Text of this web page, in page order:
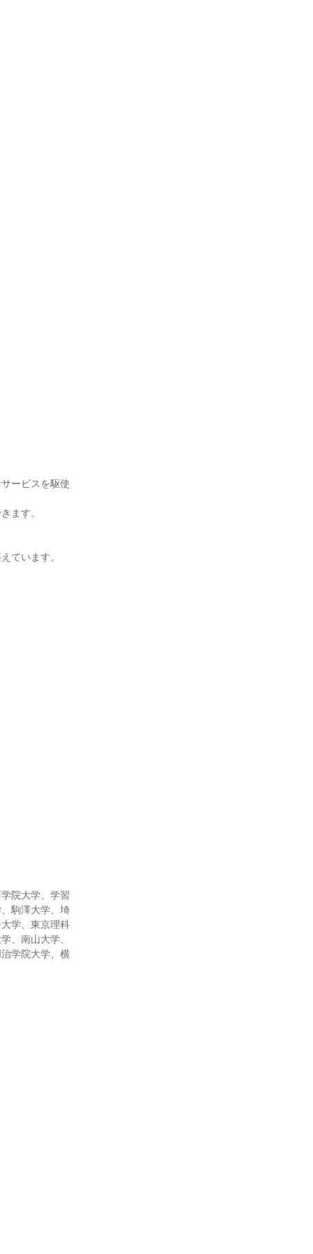
ービスを駆使
ます。
ています。
院大学、学習
駒澤大学、埼
学、東京理科
、南山大学、
学院大学、横